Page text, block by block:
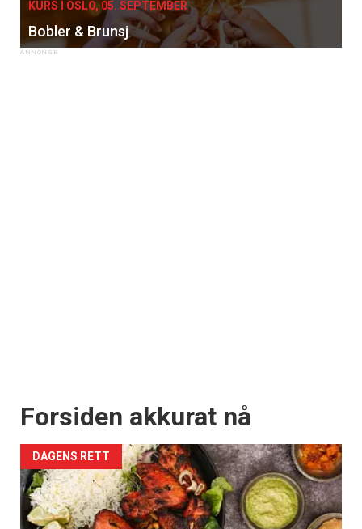
KURS I OSLO, 05. SEPTEMBER
Bobler & Brunsj
Forsiden akkurat nå
DAGENS RETT